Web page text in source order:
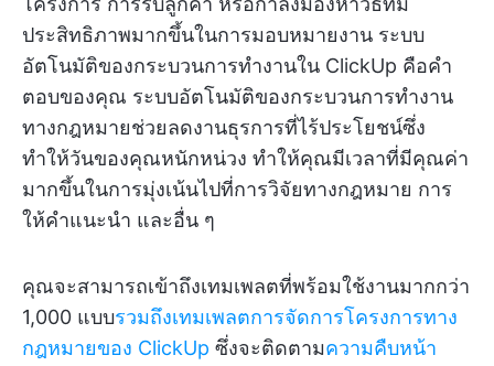
ประสิทธิภาพมากขึ้นในการมอบหมายงาน ระบบ
อัตโนมัติของกระบวนการทำงานใน ClickUp คือคำ
ตอบของคุณ ระบบอัตโนมัติของกระบวนการทำงาน
ทางกฎหมายช่วยลดงานธุรการที่ไร้ประโยชน์ซึ่ง
ทำให้วันของคุณหนักหน่วง ทำให้คุณมีเวลาที่มีคุณค่า
มากขึ้นในการมุ่งเน้นไปที่การวิจัยทางกฎหมาย การ
ให้คำแนะนำ และอื่น ๆ
คุณจะสามารถเข้าถึงเทมเพลตที่พร้อมใช้งานมากกว่า
1,000 แบบรวมถึงเทมเพลตการจัดการโครงการทาง
กฎหมายของ ClickUp ซึ่งจะติดตามความคืบหน้า